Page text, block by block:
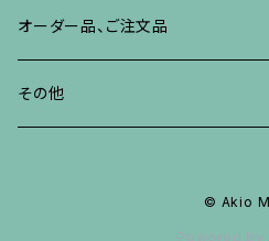
リング
リング
ブレスレット、バングル
ネックレス、ペンダント
リング
オーダー品、ご注文品
その他
© Akio
Powered by